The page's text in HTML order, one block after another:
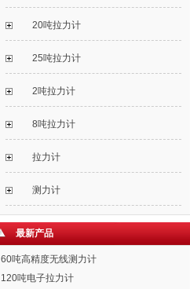
20吨拉力计
25吨拉力计
2吨拉力计
8吨拉力计
拉力计
测力计
最新产品
60吨高精度无线测力计
120吨电子拉力计